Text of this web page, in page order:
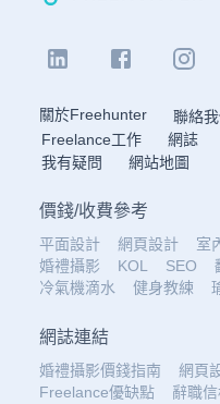
關於Freehunter 聯絡
Freelance工作
網誌
我有疑問
網站地圖
價錢/收費參考
平面設計 網頁設計 室
婚禮攝影
KOL SEO
冷氣機滴水
健身教練
網誌連結
婚禮攝影價錢指南
網頁
Freelance優缺點
辭職